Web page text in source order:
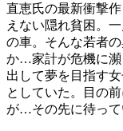
直恵氏の最新衝撃
えない隠れ貧困。
の車。そんな若者
か…家計が危機に瀕
出して夢を目指す
としていた。目の
が…その先に待って